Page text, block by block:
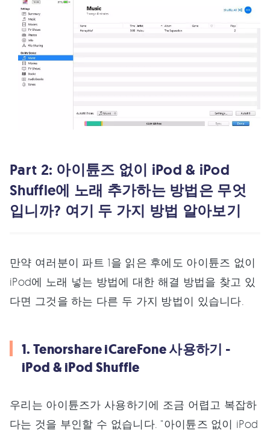
Part 2: 아이튠즈 없이 iPod & iPod
Shuffle에 노래 추가하는 방법은 무엇
입니까? 여기 두 가지 방법 알아보기
만약 여러분이 파트 1을 읽은 후에도 아이튠즈 없이
iPod에 노래 넣는 방법에 대한 해결 방법을 찾고 있
다면 그것을 하는 다른 두 가지 방법이 있습니다.
1. Tenorshare iCareFone 사용하기 -
iPod & iPod Shuffle
우리는 아이튠즈가 사용하기에 조금 어렵고 복잡하
다는 것을 부인할 수 없습니다. "아이튠즈 없이 iPod